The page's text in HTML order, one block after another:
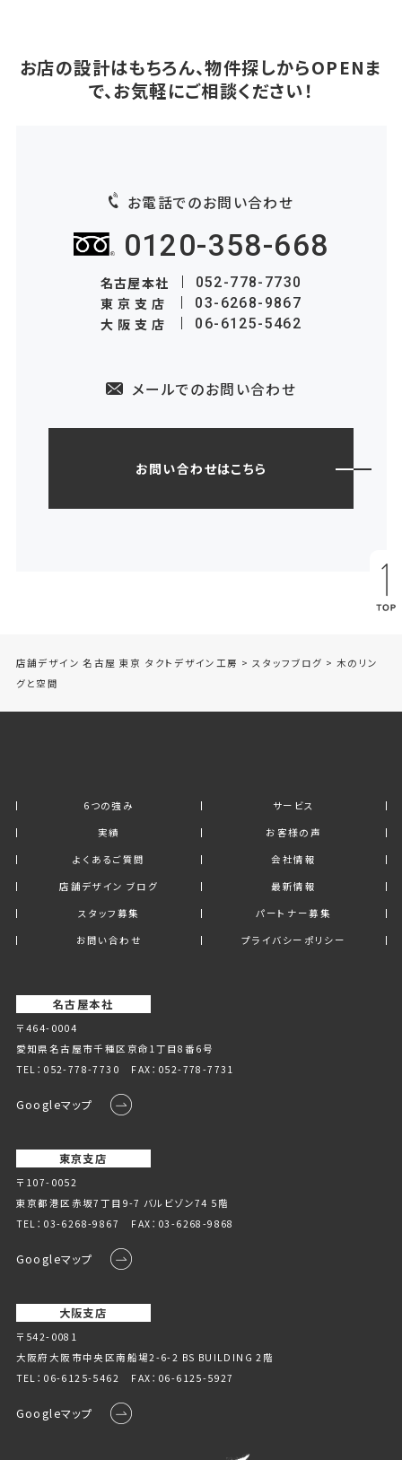
お店の設計はもちろん、物件探しからOPENま
で、お気軽にご相談ください！
お電話でのお問い合わせ
0120-358-668
名古屋本社 052-778-7730
東京支店 03-6268-9867
大阪支店 06-6125-5462
メールでのお問い合わせ
お問い合わせはこちら
店舗デザイン 名古屋 東京 タクトデザイン工房 > スタッフブログ > 木のリン
グと空間
6つの強み
サービス
実績
お客様の声
よくあるご質問
会社情報
店舗デザイン ブログ
最新情報
スタッフ募集
パートナー募集
お問い合わせ
プライバシーポリシー
名古屋本社
〒464-0004
愛知県名古屋市千種区京命1丁⽬8番6号
TEL： 052-778-7730 FAX：052-778-7731
Googleマップ
東京支店
〒107-0052
東京都港区赤坂7丁目9-7 バルビゾン74 5階
TEL： 03-6268-9867 FAX：03-6268-9868
Googleマップ
大阪支店
〒542-0081
大阪府大阪市中央区南船場2-6-2 BS BUILDING 2階
TEL： 06-6125-5462 FAX：06-6125-5927
Googleマップ